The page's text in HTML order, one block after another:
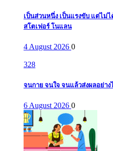
เป็นส่วนหนึ่ง เป็นแรงขับ แต่ไม่
สโตเฟอร์ โนแลน
4 August 2026 0
328
จนกาย จนใจ จนแล้วส่งผลอย่าง
6 August 2026 0